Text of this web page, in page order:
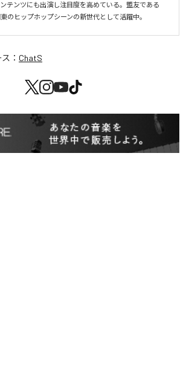
テンツにも出演し注目度を高めている。盟友である
のヒップホップシーンの新世代として活躍中。
： ChatS